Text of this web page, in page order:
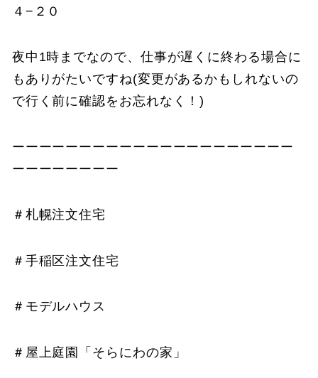
４−２０
夜中1時までなので、仕事が遅くに終わる場合に
もありがたいですね(変更があるかもしれないの
で行く前に確認をお忘れなく！)
ーーーーーーーーーーーーーーーーーーーーー
ーーーーーーーー
＃札幌注文住宅
＃手稲区注文住宅
＃モデルハウス
＃屋上庭園「そらにわの家」